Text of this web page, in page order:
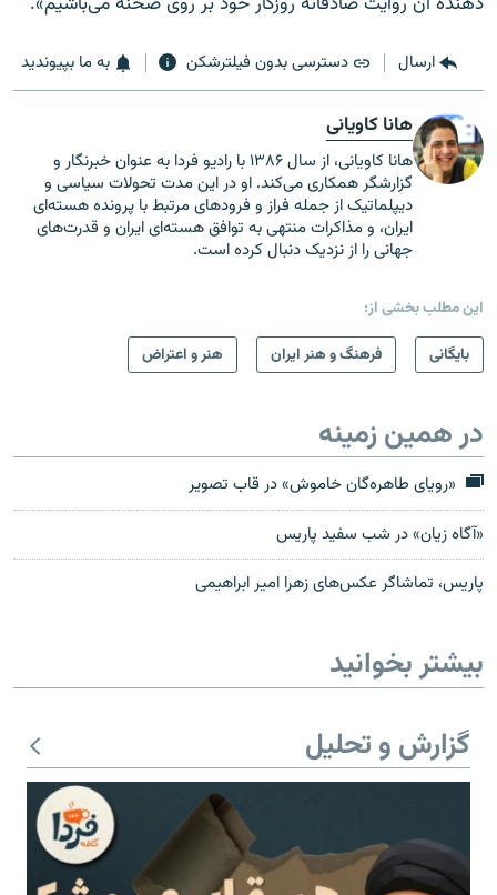
ارسال دسترسی بدون فیلترشکن به ما بپیوندید
هانا کاویانی
هانا کاویانی، از سال ۱۳۸۶ با رادیو فردا به عنوان خبرنگار و
گزارشگر همکاری می‌کند. او در این مدت تحولات سیاسی و
دیپلماتیک از جمله فراز و فرودهای مرتبط با پرونده هسته‌ای
ایران، و مذاکرات منتهی به توافق هسته‌ای ایران و قدرت‌های
جهانی را از نزدیک دنبال کرده است.
این مطلب بخشی از:
بایگانی
فرهنگ و هنر ایران هنر و اعتراض
در همین زمینه
«رویای طاهره‌گان خاموش» در قاب تصویر
«آگاه زیان» در شب سفید پاریس
پاریس، تماشاگر عکس‌های زهرا امیر ابراهیمی
بیشتر بخوانید
گزارش و تحلیل